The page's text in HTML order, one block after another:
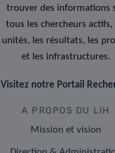
trouver des informations
tous les chercheurs actifs,
unités, les résultats, les
et les infrastructures.
Visitez notre Portail
A PROPOS DU LIH
Mission et vision